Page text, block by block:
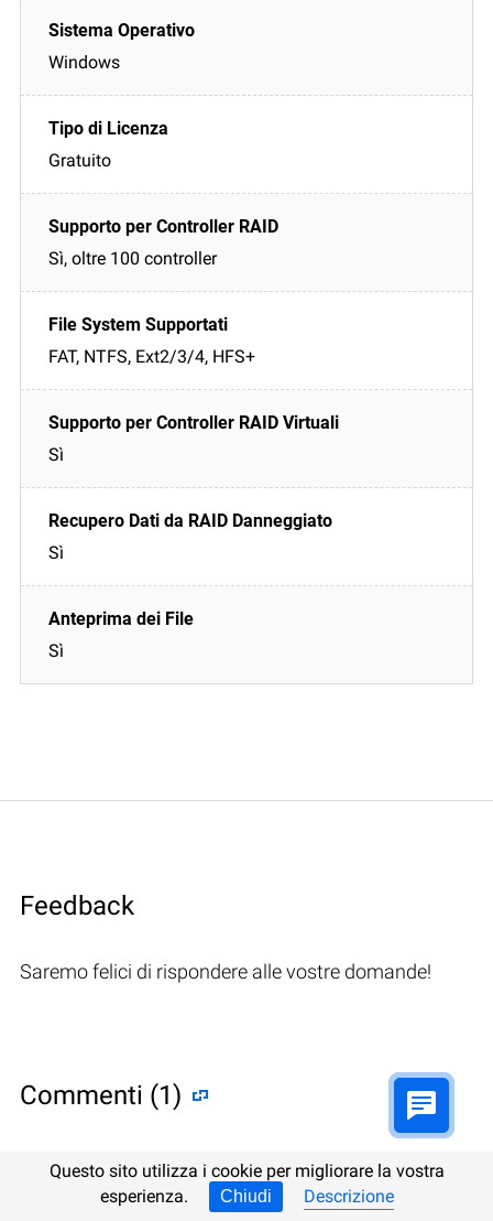
Windows
Gratuito
Sì, oltre 100 controller
FAT, NTFS, Ext2/3/4, HFS+
Sì
Sì
Sì
Feedback
Saremo felici di rispondere alle vostre domande!
Commenti (1)
Hetman Software: Data Recovery
Questo sito utilizza i cookie per migliorare la vostra
esperienza.
Chiudi Descrizione